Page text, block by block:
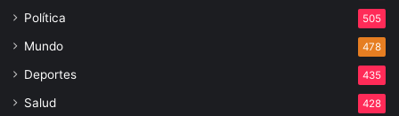
Política 505
Mundo 478
Deportes 435
Salud 428